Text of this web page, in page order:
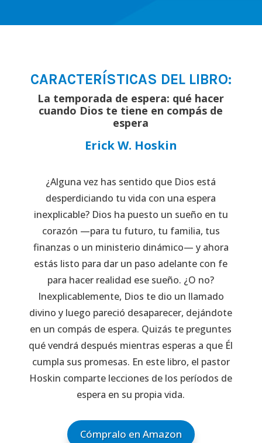
CARACTERÍSTICAS DEL LIBRO:
La temporada de espera: qué hacer
cuando Dios te tiene en compás de
espera
Erick W. Hoskin
¿Alguna vez has sentido que Dios está
desperdiciando tu vida con una espera
inexplicable? Dios ha puesto un sueño en tu
corazón —para tu futuro, tu familia, tus
finanzas o un ministerio dinámico— y ahora
estás listo para dar un paso adelante con fe
para hacer realidad ese sueño. ¿O no?
Inexplicablemente, Dios te dio un llamado
divino y luego pareció desaparecer, dejándote
en un compás de espera. Quizás te preguntes
qué vendrá después mientras esperas a que Él
cumpla sus promesas. En este libro, el pastor
Hoskin comparte lecciones de los períodos de
espera en su propia vida.
Cómpralo en Amazon